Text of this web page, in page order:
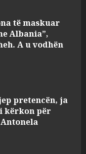
të maskuar
Albania”,
A u vodhën
pretencën, ja
kërkon për